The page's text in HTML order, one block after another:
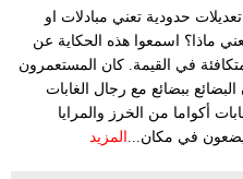
حدودية تعني مبادلات او
ماذا؟ اسمعوا هذه الحكاية عن
في القيمة. كان المستعمرون
البضائع ببضائع مع رجال الغابات
أكواما من الخرز والمرايا
يضعون في مكان... المزيد